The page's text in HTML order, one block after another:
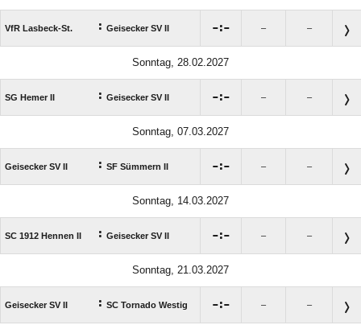
VfR Lasbeck-St. : Geisecker SV II : – –
Sonntag, 28.02.2027
SG Hemer II : Geisecker SV II : – –
Sonntag, 07.03.2027
Geisecker SV II : SF Sümmern II : – –
Sonntag, 14.03.2027
SC 1912 Hennen II : Geisecker SV II : – –
Sonntag, 21.03.2027
Geisecker SV II : SC Tornado Westig : – –